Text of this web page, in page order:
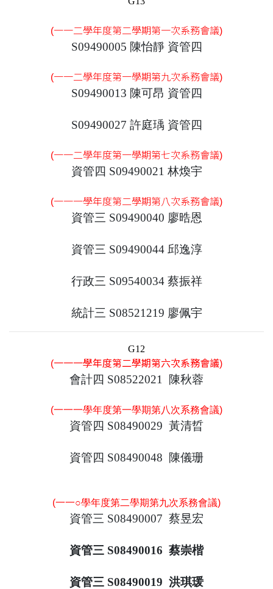
(一一二學年度第二學期第一次系務會議)
S09490005 陳怡靜 資管四
(一一二學年度第一學期第九次系務會議)
S09490013 陳可昂 資管四
S09490027 許庭瑀 資管四
(一一二學年度第一學期第七次系務會議)
資管四 S09490021 林煥宇
(一一一學年度第二學期第八次系務會議)
資管三 S09490040 廖晧恩
資管三 S09490044 邱逸淳
行政三 S09540034 蔡振祥
統計三 S08521219 廖佩宇
G12
(一一一學年度第二學期第六次系務會議)
會計四 S08522021 陳秋蓉
(一一一學年度第一學期第八次系務會議)
資管四 S08490029 黃清晢
資管四 S08490048 陳儀珊
(一一○學年度第二學期第九次系務會議)
資管三 S08490007 蔡昱宏
資管三 S08490016 蔡崇楷
資管三 S08490019 洪琪瑗